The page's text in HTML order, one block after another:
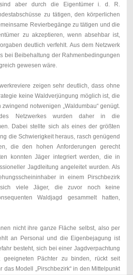
aber durch die Eigentümer i. d. R.
zu tätigen, den körperlichen
Revierbegänge zu tätigen und die
zu akzeptieren, wenn absehbar ist,
deutlich verfehlt. Aus dem Netzwerk
bei Beibehaltung der Rahmenbedingungen
gewesen wäre.
zeigen sehr deutlich, dass ohne
keine Waldverjüngung möglich ist, die
notwenigen „Waldumbau“ genügt.
Netzwerkes wurden daher in die
Dabei stellte sich als eines der größten
die Schwierigkeit heraus, rasch genügend
die den hohen Anforderungen gerecht
konnten Jäger integriert werden, die in
Jagdleitung angeleitet wurden. Als
in einem Pirschbezirk
viele Jäger, die zuvor noch keine
Waldjagd gesammelt hatten,
nicht ihre ganze Fläche selbst, also per
an Personal und die Eigenbejagung ist
besteht, sich bei einer Jagdverpachtung
Pächter zu binden, rückt seit
das Modell „Pirschbezirk“ in den Mittelpunkt